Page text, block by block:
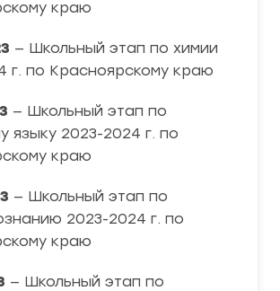
краю
— Школьный этап по химии
г. по Красноярскому краю
— Школьный этап по
языку 2023-2024 г. по
краю
— Школьный этап по
2023-2024 г. по
краю
— Школьный этап по